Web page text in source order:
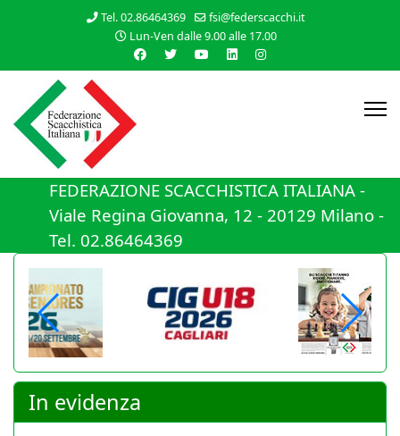
Tel. 02.86464369
fsi@federscacchi.it
Lun-Ven dalle 9.00 alle 17.00
FEDERAZIONE SCACCHISTICA ITALIANA -
Viale Regina Giovanna, 12 - 20129 Milano -
Tel. 02.86464369
In evidenza